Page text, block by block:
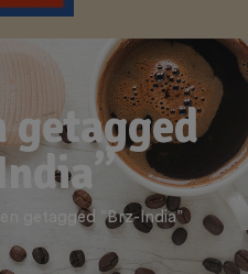
getagged
getagged “Brz-India”